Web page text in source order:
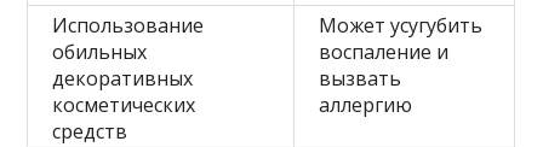
Использование
обильных
декоративных
косметических
средств
Может усугубить
воспаление и
вызвать
аллергию